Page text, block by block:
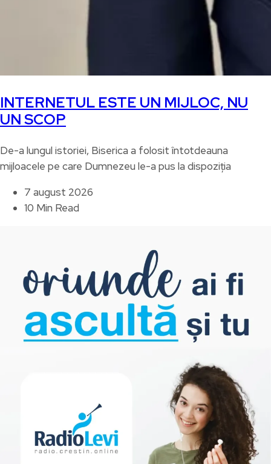
INTERNETUL ESTE UN MIJLOC, NU
UN SCOP
De-a lungul istoriei, Biserica a folosit întotdeauna
mijloacele pe care Dumnezeu le-a pus la dispoziția
7 august 2026
10 Min Read